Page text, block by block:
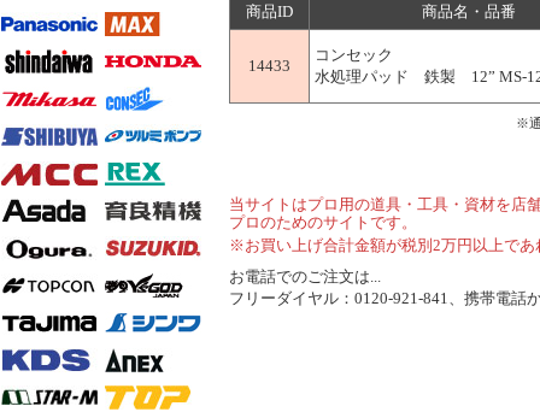
商品ID 商品名・品番
14433
コンセック
水処理パッド 鉄製 12” MS-
※
当サイトはプロ用の道具・工具・資材を店
プロのためのサイトです。
※お買い上げ合計金額が税別2万円以上で
お電話でのご注文は...
フリーダイヤル：0120-921-841、携帯電